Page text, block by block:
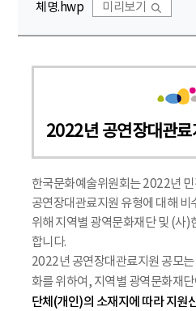
체명.hwp
미리보기
2022년 공연장대관료
한국문화예술위원회는 2022년
공연장대관료지원 유형에 대해 비
위해 지역별 광역문화재단 및 (사)
합니다.
2022년 공연장대관료지원 공모
화를 위하여, 지역별 광역문화재
단체(개인)의 소재지에 따라 지원